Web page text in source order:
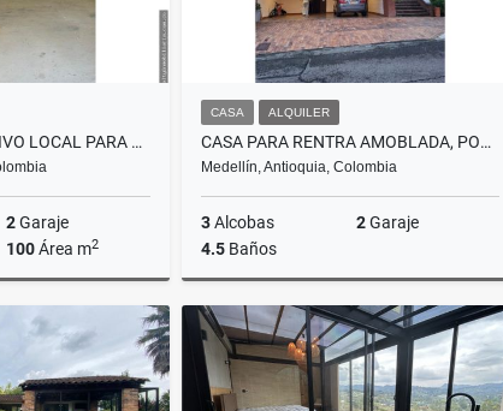
ARRIENDO EXCLUSIVO LOCAL PARA ESTRENAR EN LAS LOMAS, EL POBLADO
2Garaje
100Área m2
Alquiler
$15.000.000
CASA ALQUILER
CASA PARA RENTRA AMOBLADA, POBLADO, LOS GONZALEZ
Medellín, Antioquia, Colombia
3Alcobas 2Garaje
4.5Baños
Alquiler
$15.000.000